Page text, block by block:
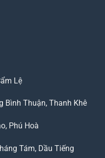
Lệ
Bình Thuận, Thanh Khê
Phú Hoà
Tám, Dầu Tiếng